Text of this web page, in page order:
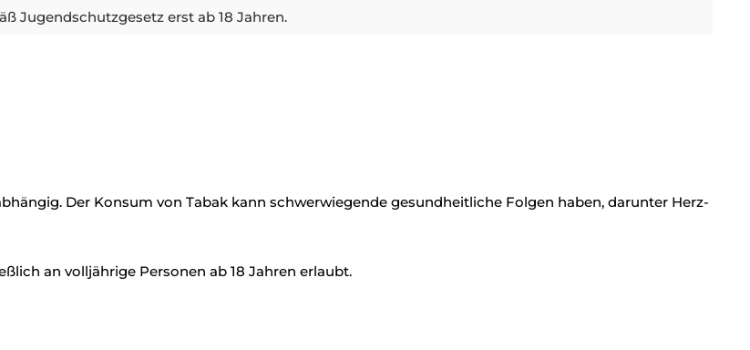
Jugendschutzgesetz erst ab 18 Jahren.
Der Konsum von Tabak kann schwerwiegende gesundheitliche Folgen haben, darunter Herz-
an volljährige Personen ab 18 Jahren erlaubt.